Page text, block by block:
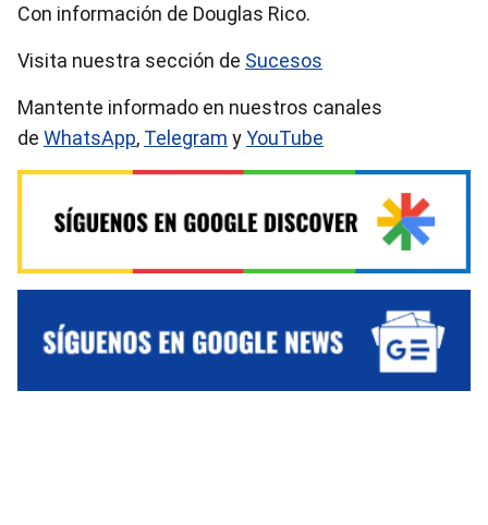
Con información de Douglas Rico.
Visita nuestra sección de Sucesos
Mantente informado en nuestros canales
de WhatsApp, Telegram yYouTube